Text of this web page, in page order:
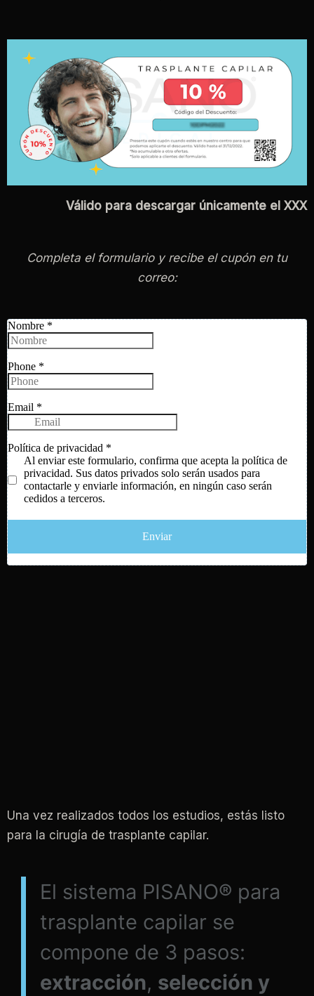
Válido para descargar únicamente el XXX
Completa el formulario y recibe el cupón en tu
correo:
Una vez realizados todos los estudios, estás listo
para la cirugía de trasplante capilar.
El sistema PISANO® para
trasplante capilar se
compone de 3 pasos:
extracción, selección y